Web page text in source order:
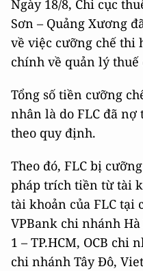
Ngày 18/8, Chi cục
Sơn – Quảng Xương
về việc cưỡng chế thi
chính về quản lý thuế
Tổng số tiền cưỡng
nhân là do FLC đã
theo quy định.
Theo đó, FLC bị
pháp trích tiền từ tài
tài khoản của FLC tại
VPBank chi nhánh
1 – TP.HCM, OCB chi
chi nhánh Tây Đô,